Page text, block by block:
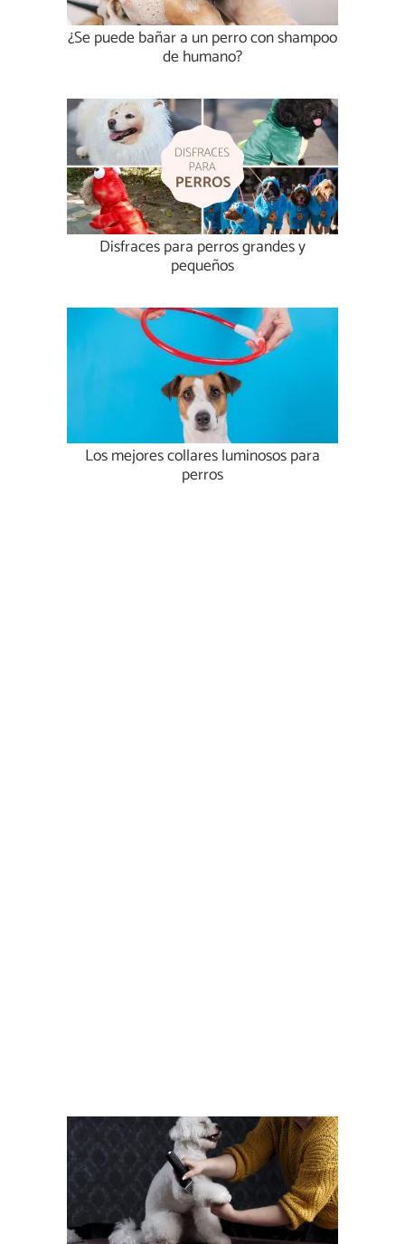
¿Se puede bañar a un perro con shampoo
de humano?
Disfraces para perros grandes y
pequeños
Los mejores collares luminosos para
perros